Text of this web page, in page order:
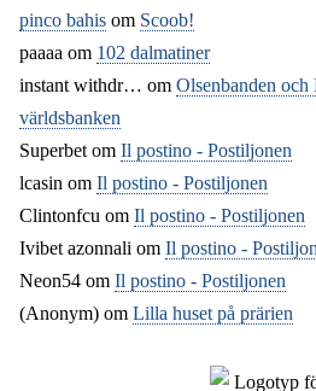
pinco bahis om Scoob!
paaaa om 102 dalmatiner
instant withdr… om Olsenbanden
världsbanken
Superbet om Il postino - Postiljonen
lcasin om Il postino - Postiljonen
Clintonfcu om Il postino - Postiljonen
Ivibet azonnali om Il postino -
Neon54 om Il postino - Postiljonen
(Anonym) om Lilla huset på prärien